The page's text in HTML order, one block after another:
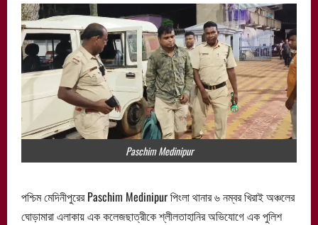
Paschim Medinipur
পশ্চিম মেদিনীপুরের Paschim Medinipur পিংলা থানার ৬ নম্বর খিরাই অঞ্চলের
ঘোড়ামারা এলাকায় এক কলেজছাত্রীকে শ্লীলতাহানির অভিযোগে এক পুলিশ